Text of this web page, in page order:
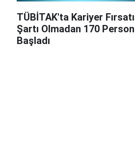
TÜBİTAK'ta Kariyer
Şartı Olmadan 170
Başladı